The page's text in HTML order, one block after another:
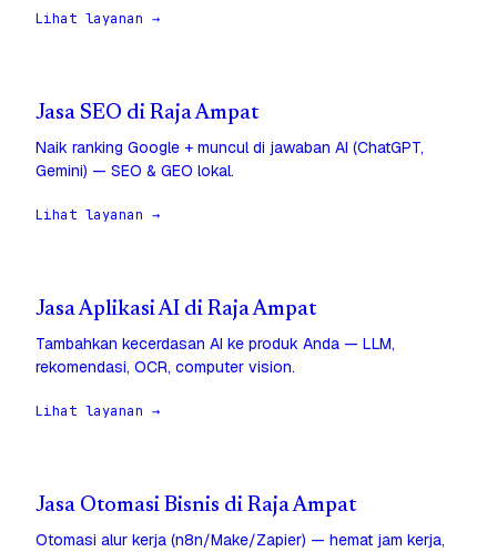
Lihat layanan →
Jasa SEO di Raja Ampat
Naik ranking Google + muncul di jawaban AI (ChatGPT,
Gemini) — SEO & GEO lokal.
Lihat layanan →
Jasa Aplikasi AI di Raja Ampat
Tambahkan kecerdasan AI ke produk Anda — LLM,
rekomendasi, OCR, computer vision.
Lihat layanan →
Jasa Otomasi Bisnis di Raja Ampat
Otomasi alur kerja (n8n/Make/Zapier) — hemat jam kerja,